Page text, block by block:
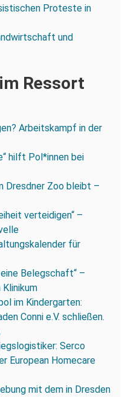
Proteste in
und
Ressort
Arbeitskampf in der
hilft Pol*innen bei
Dresdner Zoo bleibt –
verteidigen“ –
für
eine Belegschaft“ –
im Kindergarten:
Conni e.V. schließen.
Serco
European Homecare
mit dem in Dresden